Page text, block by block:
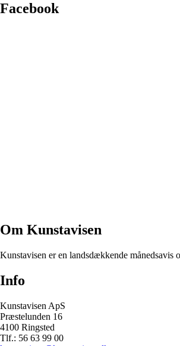
Facebook
Om Kunstavisen
Kunstavisen er en landsdækkende månedsavis
Info
Kunstavisen ApS
Præstelunden 16
4100 Ringsted
Tlf.: 56 63 99 00